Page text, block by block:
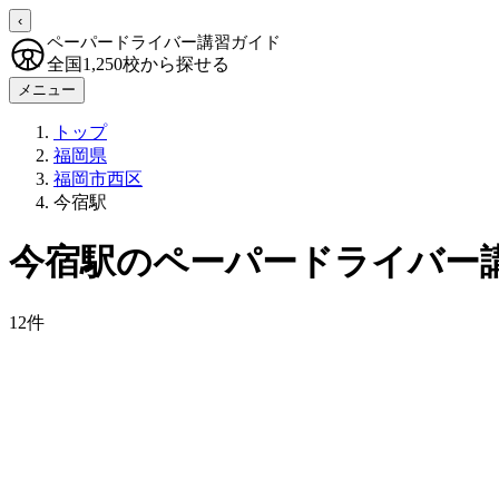
‹
ペーパードライバー講習ガイド
全国1,250校から探せる
メニュー
トップ
福岡県
福岡市西区
今宿駅
今宿駅のペーパードライバー
12件